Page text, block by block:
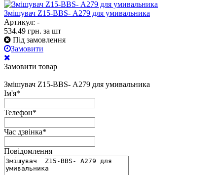
Змішувач Z15-ВBS- А279 для умивальника
Артикул: -
534.49 грн. за шт
Під замовлення
Замовити
Замовити товар
Змішувач Z15-ВBS- А279 для умивальника
Ім'я*
Телефон*
Час дзвінка*
Повідомлення